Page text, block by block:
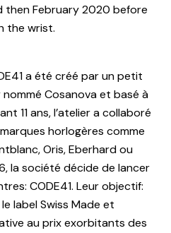
February 2020 before
the wrist.
a été créé par un petit
Cosanova et basé à
11 ans, l’atelier a collaboré
horlogères comme
Oris, Eberhard ou
la société décide de lancer
CODE41. Leur objectif:
label Swiss Made et
au prix exorbitants des